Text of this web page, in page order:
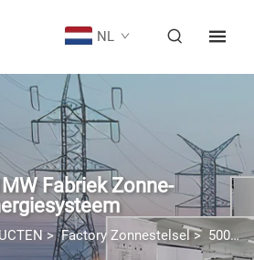
NL
Fabriek Zonne-
>Factory Zonnestelsel> 500kW-1MW Fabriek Zonne-energiesysteem